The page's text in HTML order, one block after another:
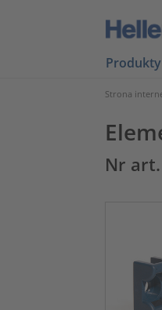
Produkty
Strona
Nr